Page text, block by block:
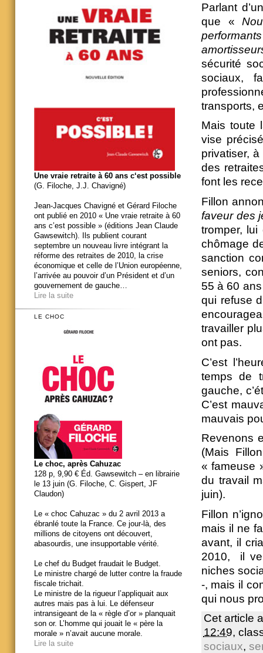
Parlant
que «
performants
sécurité
sociaux,
transports,
Mais toute
vise
privatiser,
des
font les
Fillon
faveur des
tromper,
chômage
sanction
seniors,
55 à 60
qui refuse
travailler
ont pas.
C’est
temps de
gauche,
C’est
mauvais
Revenons
(Mais
« fameuse
du travail
juin).
Fillon
mais il ne
avant, il
2010, il
niches
-, mais il
qui nous
Cet article
12:49,
sociaux,
Une vraie retraite à 60 ans c‘est possible
(G. Filoche, J.J. Chavigné)
Jean-Jacques Chavigné et Gérard Filoche
ont publié en 2010 « Une vraie retraite à 60
ans c’est possible » (éditions Jean Claude
Gawsewitch). Ils publient courant
septembre un nouveau livre intégrant la
réforme des retraites de 2010, la crise
économique et celle de l’Union européenne,
l’arrivée au pouvoir d’un Président et d’un
gouvernement de gauche…
Lire la suite
LE CHOC
Le choc, après Cahuzac
128 p, 9,90 € Éd. Gawsewitch – en librairie
le 13 juin (G. Filoche, C. Gispert, JF
Claudon)
Le « choc Cahuzac » du 2 avril 2013 a
ébranlé toute la France. Ce jour-là, des
millions de citoyens ont découvert,
abasourdis, une insupportable vérité.
Le chef du Budget fraudait le Budget.
Le ministre chargé de lutter contre la fraude
fiscale trichait.
Le ministre de la rigueur l’appliquait aux
autres mais pas à lui. Le défenseur
intransigeant de la « règle d’or » planquait
son or. L’homme qui jouait le « père la
morale » n’avait aucune morale.
Lire la suite